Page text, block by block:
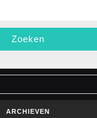
ARCHIEVEN